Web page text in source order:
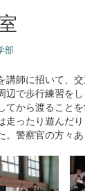
部
師に招いて、
で歩行練習を
てから渡ること
ったり遊んだ
警察官の方々あ